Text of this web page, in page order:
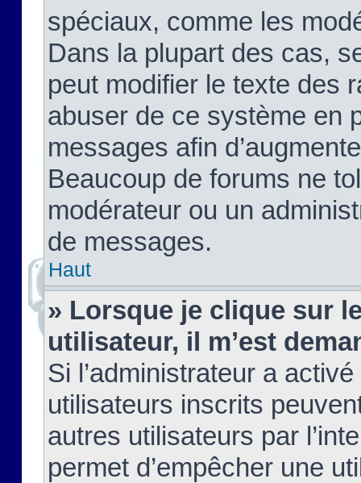
spéciaux, comme les
Dans la plupart des cas,
peut modifier le texte des
abuser de ce système en
messages afin
Beaucoup de forums ne
modérateur ou un
de messages.
Haut
» Lorsque je clique sur
utilisateur, il m’est
Si l’administrateur a
utilisateurs inscrits
autres utilisateurs par
permet d’empêcher une